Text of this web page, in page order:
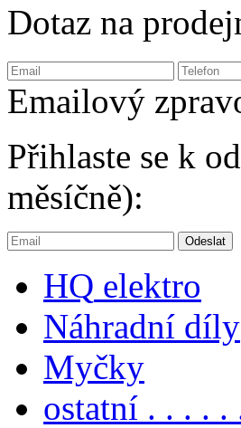
Dotaz na
Emailový
Přihlaste se k
měsíčně):
HQ elektro
Náhradní díly
Myčky
ostatní . . . . .